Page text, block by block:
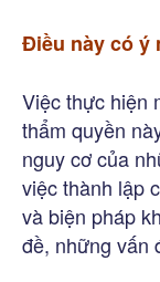
Điều này có ý
Việc thực hiện
thẩm quyền
nguy cơ của
việc thành lập
và biện pháp
đề, những vấn